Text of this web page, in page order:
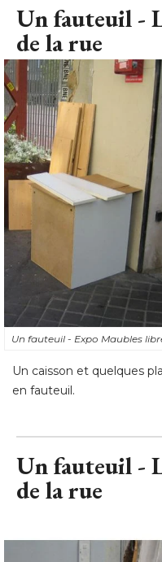
Un fauteuil -
de la rue
Un fauteuil - Expo Maubles
Un caisson et quelques
en fauteuil.
Un fauteuil -
de la rue